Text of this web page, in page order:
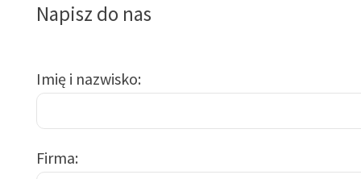
Napisz do nas
Imię i nazwisko
Firma